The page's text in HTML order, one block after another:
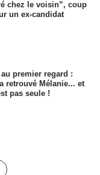
chez le voisin”, coup
un ex-candidat
au premier regard :
retrouvé Mélanie... et
pas seule !